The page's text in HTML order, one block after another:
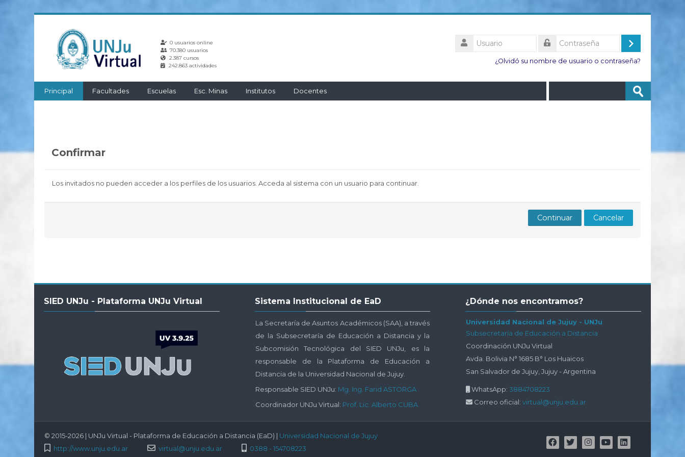
0 usuarios online
70.380 usuarios
2.387 cursos
242.863 actividades
Usuario
Acceder
¿Olvidó su nombre de usuario o contraseña?
Principal Facultades Escuelas Esc. Minas Institutos Docentes
Enviar
Confirmar
Los invitados no pueden acceder a los perfiles de los usuarios. Acceda al sistema con un usuario para continuar.
Continuar Cancelar
SIED
Virtual
SIED UNJu - Plataforma UNJu Virtual
Sistema
Sistema Institucional de EaD
La Secretaría de Asuntos Académicos (SAA), a través
de la Subsecretaría de Educación a Distancia y la
Subcomisión Tecnológica del SIED UNJu, es la
responsable de la Plataforma de Educación a
Distancia de la Universidad Nacional de Jujuy.
Responsable SIED UNJu: Mg. Ing. Farid ASTORGA
Coordinador UNJu Virtual: Prof. Lic. Alberto CUBA
¿Dónde
¿Dónde nos encontramos?
Universidad Nacional de Jujuy - UNJu
Subsecretaría de Educación a Distancia
Coordinación UNJu Virtual
Avda. Bolivia N° 1685 B° Los Huaicos
San Salvador de Jujuy, Jujuy - Argentina
WhatsApp: 3884708223
Correo oficial:virtual@unju.edu.ar
© 2015-2026 | UNJu Virtual - Plataforma de Educación a Distancia (EaD) | Universidad Nacional de Jujuy
http://www.unju.edu.ar
virtual@unju.edu.ar 0388 - 154708223